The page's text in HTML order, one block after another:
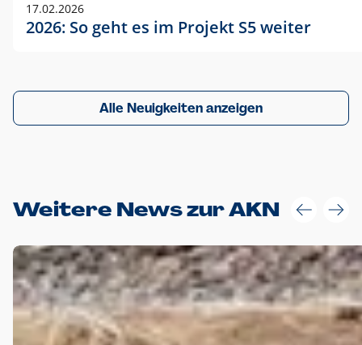
17.02.2026
2026: So geht es im Projekt S5 weiter
Alle Neuigkeiten anzeigen
Weitere News zur AKN